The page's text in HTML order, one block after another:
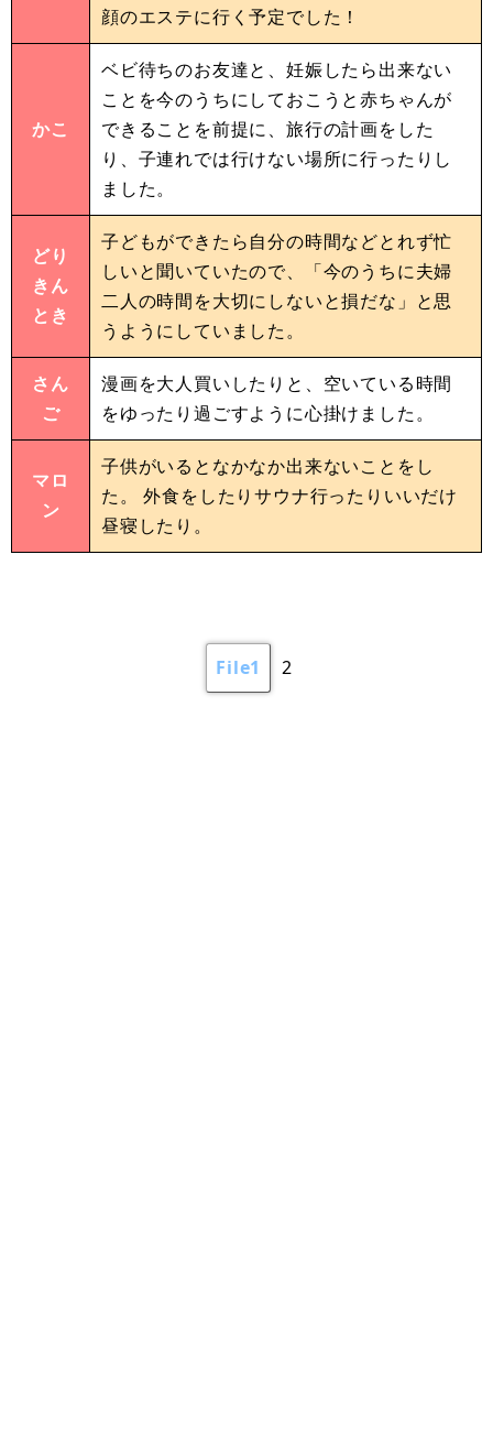
顔のエステに行く予定でした！
かこ
ベビ待ちのお友達と、妊娠したら出来ない
ことを今のうちにしておこうと赤ちゃんが
できることを前提に、旅行の計画をした
り、子連れでは行けない場所に行ったりし
ました。
どり
きん
とき
子どもができたら自分の時間などとれず忙
しいと聞いていたので、「今のうちに夫婦
二人の時間を大切にしないと損だな」と思
うようにしていました。
さん
ご
漫画を大人買いしたりと、空いている時間
をゆったり過ごすように心掛けました。
マロ
ン
子供がいるとなかなか出来ないことをし
た。 外食をしたりサウナ行ったりいいだけ
昼寝したり。
File1 2